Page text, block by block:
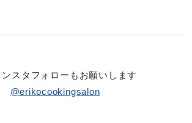
ンスタフォローもお願いします
@erikocookingsalon